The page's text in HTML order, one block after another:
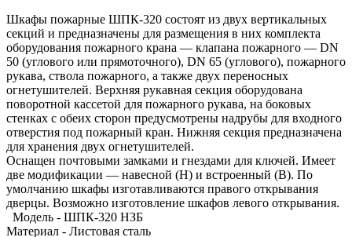
Шкафы пожарные ШПК-320 состоят из двух вертикальных
секций и предназначены для размещения в них комплекта
оборудования пожарного крана — клапана пожарного — DN
50 (углового или прямоточного), DN 65 (углового), пожарного
рукава, ствола пожарного, а также двух переносных
огнетушителей. Верхняя рукавная секция оборудована
поворотной кассетой для пожарного рукава, на боковых
стенках с обеих сторон предусмотрены надрубы для входного
отверстия под пожарный кран. Нижняя секция предназначена
для хранения двух огнетушителей.
Оснащен почтовыми замками и гнездами для ключей. Имеет
две модификации — навесной (Н) и встроенный (В). По
умолчанию шкафы изготавливаются правого открывания
дверцы. Возможно изготовление шкафов левого открывания.
Модель - ШПК-320 НЗБ
Материал - Листовая сталь